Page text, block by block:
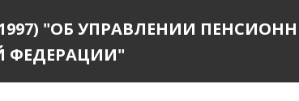
"ОБ УПРАВЛЕНИИ
ФЕДЕРАЦИИ"